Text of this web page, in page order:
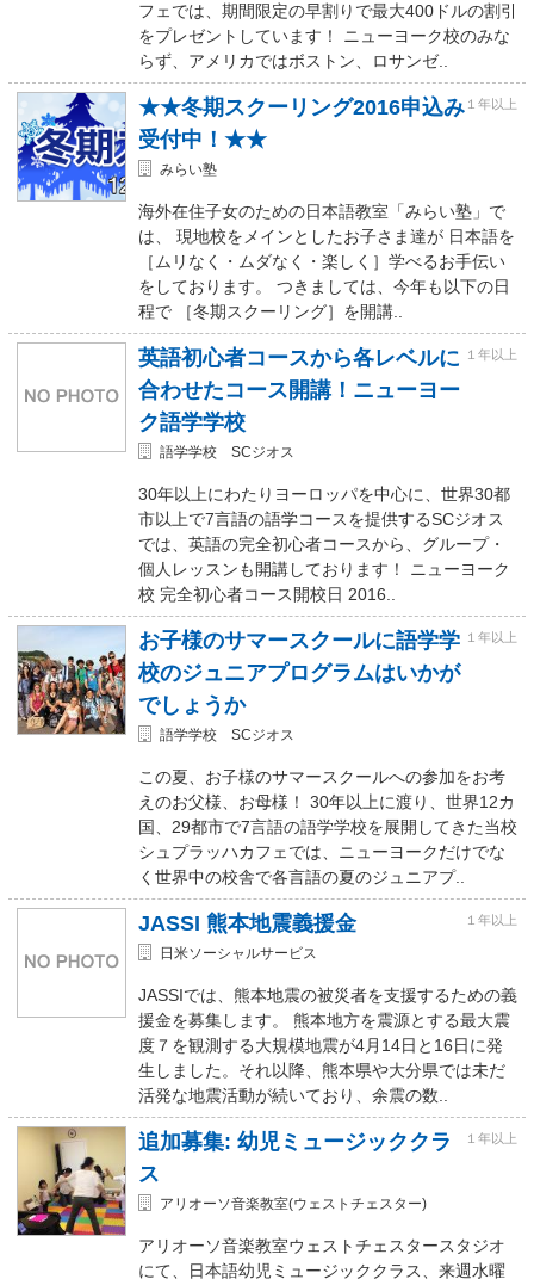
フェでは、期間限定の早割りで最大400ドルの割引
をプレゼントしています！ ニューヨーク校のみな
らず、アメリカではボストン、ロサンゼ..
★★冬期スクーリング2016申込み
受付中！★★
１年以上
みらい塾
海外在住子女のための日本語教室「みらい塾」で
は、 現地校をメインとしたお子さま達が 日本語を
［ムリなく・ムダなく・楽しく］学べるお手伝い
をしております。 つきましては、今年も以下の日
程で ［冬期スクーリング］を開講..
英語初心者コースから各レベルに
合わせたコース開講！ニューヨー
ク語学学校
１年以上
語学学校 SCジオス
30年以上にわたりヨーロッパを中心に、世界30都
市以上で7言語の語学コースを提供するSCジオス
では、英語の完全初心者コースから、グループ・
個人レッスンも開講しております！ ニューヨーク
校 完全初心者コース開校日 2016..
お子様のサマースクールに語学学
校のジュニアプログラムはいかが
でしょうか
１年以上
語学学校 SCジオス
この夏、お子様のサマースクールへの参加をお考
えのお父様、お母様！ 30年以上に渡り、世界12カ
国、29都市で7言語の語学学校を展開してきた当校
シュプラッハカフェでは、ニューヨークだけでな
く世界中の校舎で各言語の夏のジュニアプ..
JASSI 熊本地震義援金 １年以上
日米ソーシャルサービス
JASSIでは、熊本地震の被災者を支援するための義
援金を募集します。 熊本地方を震源とする最大震
度７を観測する大規模地震が4月14日と16日に発
生しました。それ以降、熊本県や大分県では未だ
活発な地震活動が続いており、余震の数..
追加募集: 幼児ミュージッククラ
ス
１年以上
アリオーソ音楽教室(ウェストチェスター)
アリオーソ音楽教室ウェストチェスタースタジオ
にて、日本語幼児ミュージッククラス、来週水曜